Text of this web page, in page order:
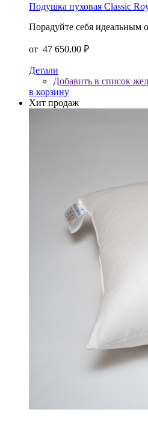
Подушка пуховая Classic
Порадуйте себя идеальным
от 47 650.00 ₽
Детали
Добавить в список
в корзину
Хит продаж